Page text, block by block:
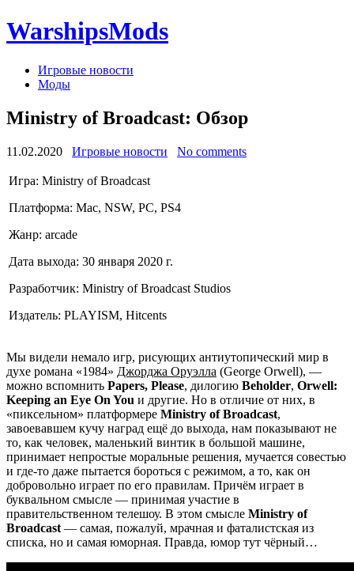
WarshipsMods
Игровые новости
Моды
Ministry of Broadcast: Обзор
11.02.2020 Игровые новости No comments
Игра: Ministry of Broadcast
Платформа: Mac, NSW, PC, PS4
Жанр: arcade
Дата выхода: 30 января 2020 г.
Разработчик: Ministry of Broadcast Studios
Издатель: PLAYISM, Hitcents
Мы видели немало игр, рисующих антиутопический мир в
духе романа «1984» Джорджа Оруэлла (George Orwell), —
можно вспомнить Papers, Please, дилогию Beholder, Orwell:
Keeping an Eye On You и другие. Но в отличие от них, в
«пиксельном» платформере Ministry of Broadcast,
завоевавшем кучу наград ещё до выхода, нам показывают не
то, как человек, маленький винтик в большой машине,
принимает непростые моральные решения, мучается совестью
и где-то даже пытается бороться с режимом, а то, как он
добровольно играет по его правилам. Причём играет в
буквальном смысле — принимая участие в
правительственном телешоу. В этом смысле Ministry of
Broadcast — самая, пожалуй, мрачная и фаталистская из
списка, но и самая юморная. Правда, юмор тут чёрный…